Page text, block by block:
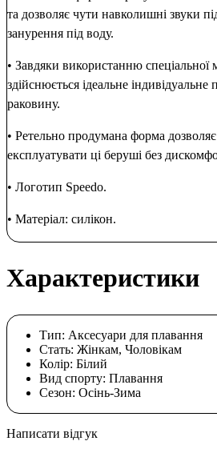
та дозволяє чути навколишні звуки
занурення під воду.
• Завдяки використанню спеціальної
здійснюється ідеальне
раковину.
• Ретельно продумана форма
експлуатувати ці беруші без
• Логотип Speedo.
• Матеріал: силікон.
Характеристики
Тип: Аксесуари для плавання
Стать: Жінкам, Чоловікам
Колір: Білий
Вид спорту: Плавання
Сезон: Осінь-Зима
Написати відгук